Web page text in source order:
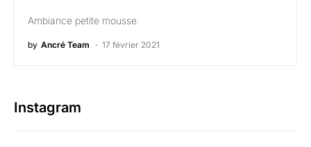
Ambiance petite mousse.
by Ancré Team 17 février 2021
Instagram